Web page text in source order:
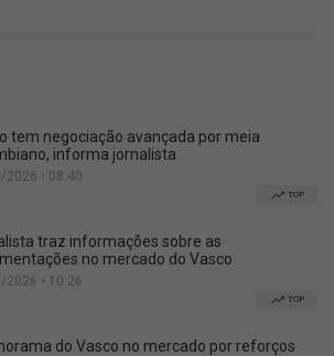
tem negociação avançada por meia
informa jornalista
2026 • 08:40
TOP
traz informações sobre as
no mercado do Vasco
2026 • 10:26
TOP
do Vasco no mercado por reforços